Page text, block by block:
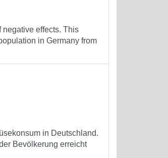
negative effects. This
in Germany from
in Deutschland.
Bevölkerung erreicht